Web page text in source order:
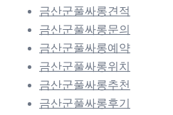
금산군풀싸롱견적
금산군풀싸롱문의
금산군풀싸롱예약
금산군풀싸롱위치
금산군풀싸롱추천
금산군풀싸롱후기